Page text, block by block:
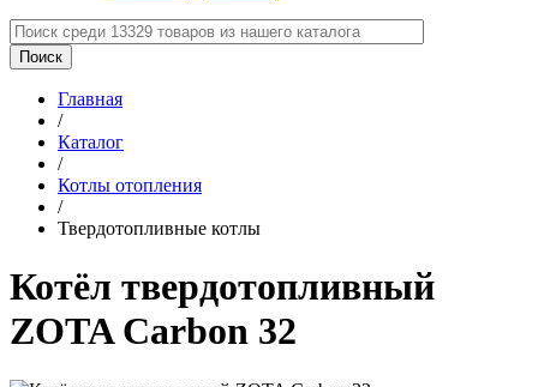
Главная
/
Каталог
/
Котлы отопления
/
Твердотопливные котлы
Котёл твердотопливный
ZOTA Сarbon 32